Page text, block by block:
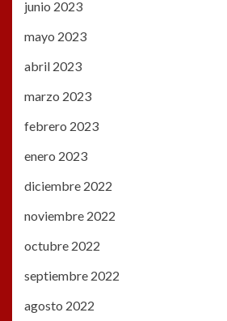
junio 2023
mayo 2023
abril 2023
marzo 2023
febrero 2023
enero 2023
diciembre 2022
noviembre 2022
octubre 2022
septiembre 2022
agosto 2022